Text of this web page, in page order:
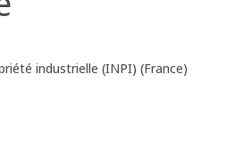
industrielle (INPI) (France)